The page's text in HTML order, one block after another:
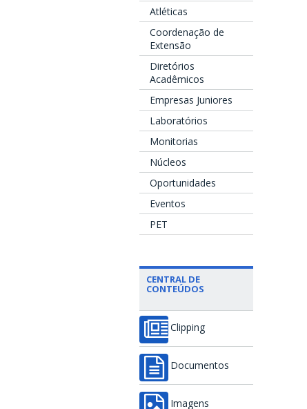
Atléticas
Coordenação de
Extensão
Diretórios
Acadêmicos
Empresas Juniores
Laboratórios
Monitorias
Núcleos
Oportunidades
Eventos
PET
CENTRAL DE
CONTEÚDOS
Clipping
Documentos
Imagens